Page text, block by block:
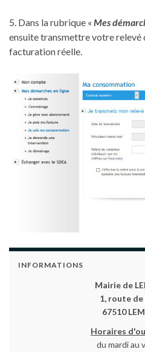
5. Dans la rubrique « Mes
ensuite transmettre votre relevé
facturation réelle.
INFORMATIONS
Mairie de
1, route
67510
Horaires
du mardi au